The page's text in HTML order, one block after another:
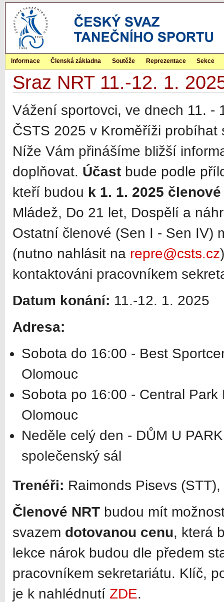
Informace Členská základna Soutěže Reprezentace Sekce
Sraz NRT 11.-12. 1.
Vážení sportovci, ve dnech 11. -
ČSTS 2025 v Kroměříži
Níže Vám přinášíme bližší
doplňovat. Účast bude podle
kteří budou k 1. 1. 2025
Mládež, Do 21 let, Dospělí a
Ostatní členové (Sen I - Sen IV)
(nutno nahlásit na repre@csts.cz
kontaktováni pracovníkem
Datum konání: 11.-12. 1. 2025
Adresa:
Sobota do 16:00 - Best
Olomouc
Sobota po 16:00 - Central
Olomouc
Neděle celý den - DŮM U
společenský sál
Trenéři: Raimonds Pisevs
Členové NRT budou mít
svazem dotovanou cenu, která
lekce nárok budou dle předem
pracovníkem sekretariátu. Klíč,
je k nahlédnutí ZDE.